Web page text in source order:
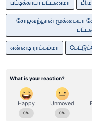
பட்டிக்காடா பட்டணமா
சோழவந்தான் மூக்கையா
என்னடி ராக்கம்மா